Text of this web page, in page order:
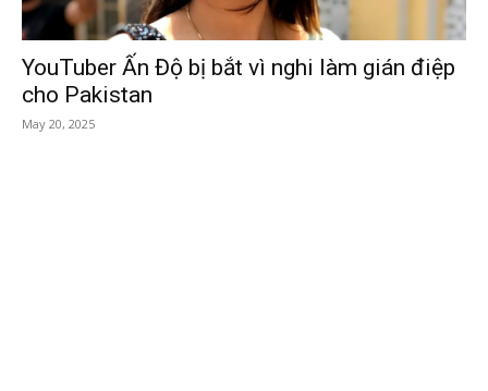
YouTuber Ấn Độ bị bắt vì nghi làm gián điệp
cho Pakistan
May 20, 2025